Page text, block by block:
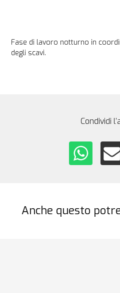
Fase di lavoro notturno in
degli scavi.
Condividi
Anche questo